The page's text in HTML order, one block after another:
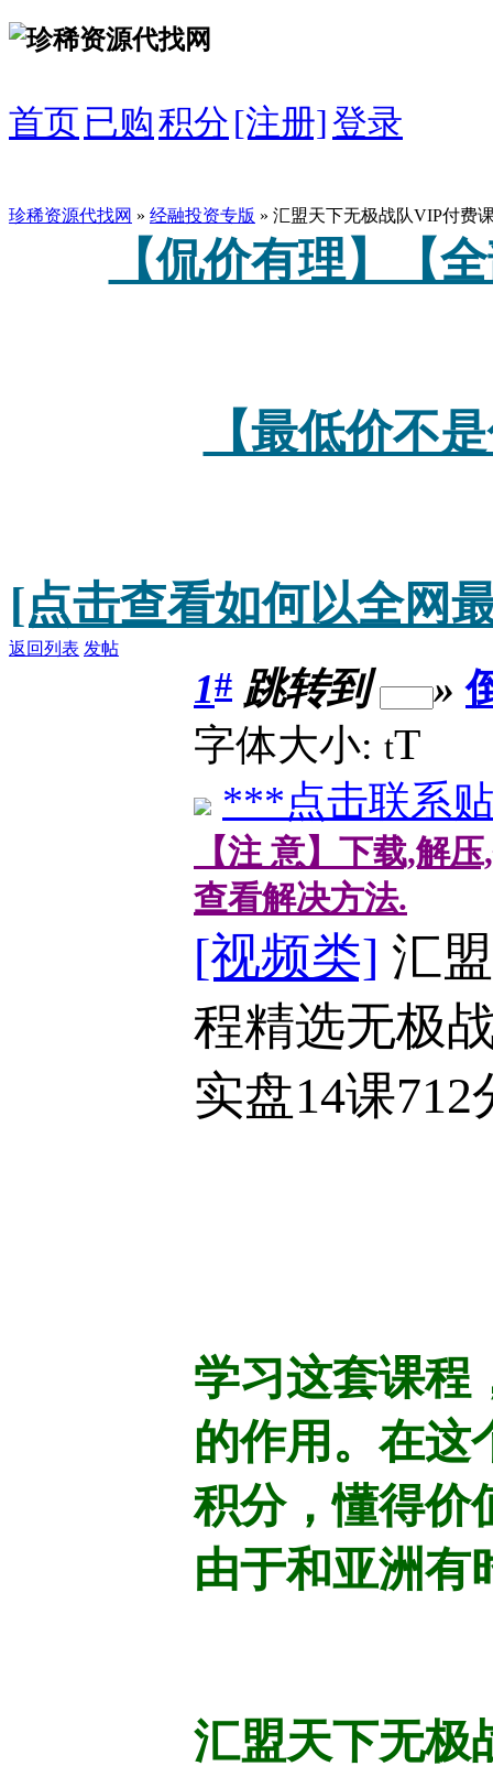
首页 已购积分[注册]登录
珍稀资源代找网 » 经融投资专版 » 汇盟天下无极战队VIP付费
【侃价有理】【
【最低价不
[点击查看如何以全网
返回列表 发帖
1# 跳转到 »
字体大小: tT
***点击联系
【注 意】下载,解
查看解决方法.
[视频类] 汇
程精选无极
实盘14课712
学习这套课程
的作用。在这
积分，懂得价
由于和亚洲有
汇盟天下无极